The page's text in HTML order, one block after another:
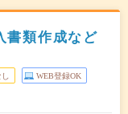
書類作成など
WEB登録OK